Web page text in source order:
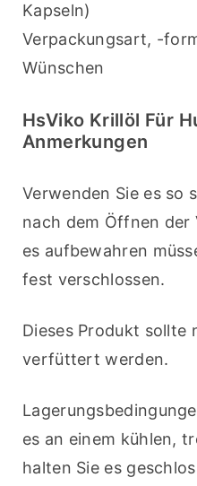
Kapseln)
Verpackungsart, -
Wünschen
HsViko Krillöl Für
Anmerkungen
Verwenden Sie es so
nach dem Öffnen der
es aufbewahren
fest verschlossen.
Dieses Produkt sollte
verfüttert werden.
es an einem kühlen,
halten Sie es